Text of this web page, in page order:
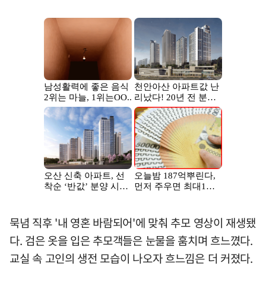
묵념 직후 '내 영혼 바람되어'에 맞춰 추모 영상이 재생됐
다. 검은 옷을 입은 추모객들은 눈물을 훔치며 흐느꼈다.
교실 속 고인의 생전 모습이 나오자 흐느낌은 더 커졌다.